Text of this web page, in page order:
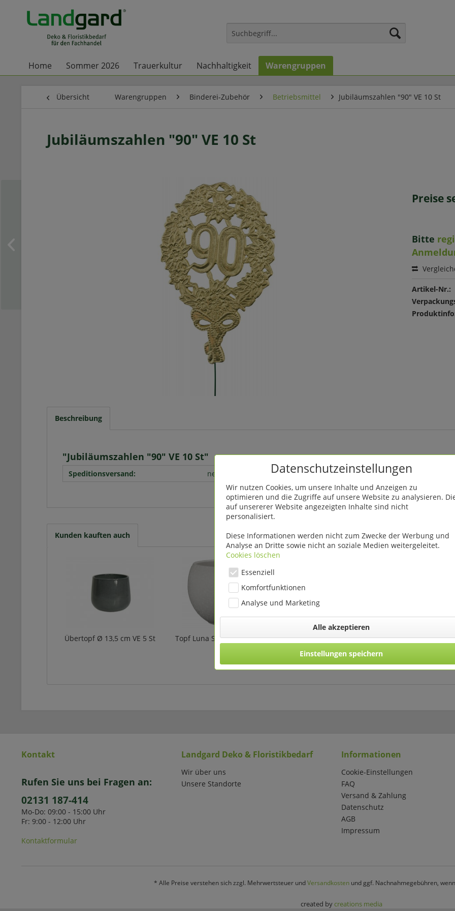
Home Sommer 2026 Trauerkultur Nachhaltigkeit Warengruppen
Übersicht Warengruppen Binderei-Zubehör Betriebsmittel Jubiläumszahlen "90" VE 10 St
Jubiläumszahlen "90" VE 10 St
Preise
Bitte
Artikel-Nr.:
Beschreibung
"Jubiläumszahlen "90" VE 10 St"
Speditionsversand: nein
Kunden kauften auch
Übertopf Ø 13,5 cm VE 5 St
Topf Luna Sphere Ø 14 cm VE
Zinkgefäß Home Sweet Home
Pflanzkorb
cm
Kontakt
Rufen Sie uns bei Fragen an:
02131 187-414
Mo-Do: 09:00 - 15:00 Uhr
Fr: 9:00 - 12:00 Uhr
Kontaktformular
Landgard Deko & Floristikbedarf
Wir über uns
Unsere Standorte
Informationen
Cookie-Einstellungen
FAQ
Versand & Zahlung
Datenschutz
AGB
Impressum
* Alle Preise verstehen sich zzgl. Mehrwertsteuer undVersandkosten und ggf. Nachnahmegebühren,
created by creations media
Datenschutzeinstellungen
Wir nutzen Cookies, um unsere Inhalte und Anzeigen zu
optimieren und die Zugriffe auf unsere Website zu analysieren.
auf unsererer Website angezeigten Inhalte sind nicht
personalisiert.
Diese Informationen werden nicht zum Zwecke der Werbung und
Analyse an Dritte sowie nicht an soziale Medien weitergeleitet.
Cookies löschen
Essenziell
Komfortfunktionen
Analyse und Marketing
Alle akzeptieren
Einstellungen speichern